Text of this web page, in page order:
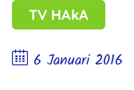
TV HAkA
6 Januari 2016